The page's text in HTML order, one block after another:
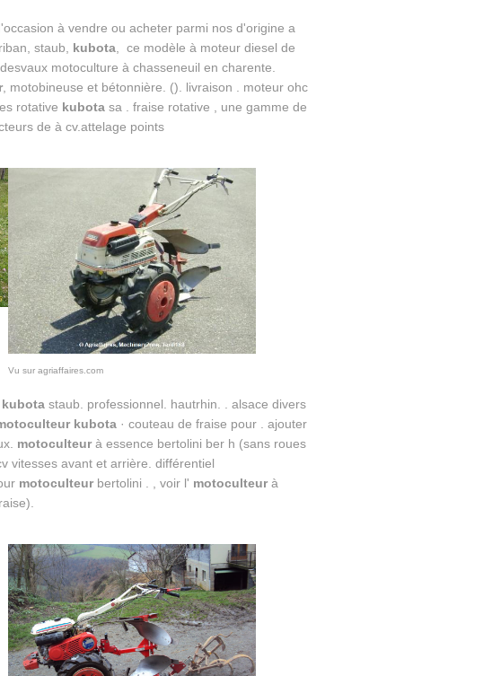
à vendre ou acheter parmi nos d'origine a
staub, kubota, ce modèle à moteur diesel de
motoculture à chasseneuil en charente.
, motobineuse et bétonnière. (). livraison . moteur ohc
rotative kubotasa . fraise rotative , une gamme de
de à cv.attelage points
Vu sur agriaffaires.com
kubotastaub. professionnel. hautrhin. . alsace divers
kubota· couteau de fraise pour . ajouter
motoculteurà essence bertolini ber h (sans roues
vitesses avant et arrière. différentiel
motoculteurbertolini . , voir l' motoculteurà